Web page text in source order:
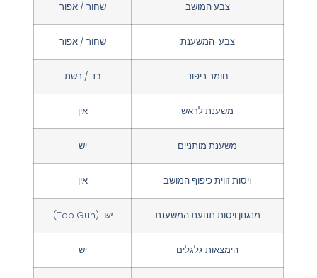
צבע המושב שחור / אפור
צבע המשענת שחור / אפור
חומר ריפוד בד / רשת
משענת לראש אין
משענת מותניים יש
ויסות זווית כיפוף המושב אין
מנגנון ויסות תנועת המשענת יש (Top Gun)
הימצאות גלגלים יש